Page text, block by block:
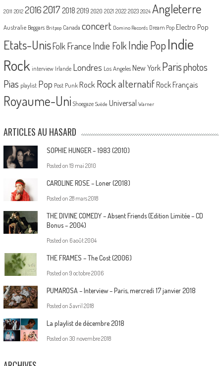
2011 2012 20162017 2018 2019 2020 2021 2022 2023 2024 Angleterre
Australie Beggars Britpop Canada concert Domino Records Dream Pop Electro Pop
Etats-UnisFolk France Indie Folk Indie PopIndie
Rock interview Irlande Londres Los Angeles New York Parisphotos
Pias playlist Pop Post Punk Rock Rock alternatif Rock Français
Royaume-Uni Shoegaze Suède Universal Warner
ARTICLES AU HASARD
SOPHIE HUNGER – 1983 (2010)
Posted on 19 mai 2010
CAROLINE ROSE – Loner (2018)
Posted on 28 mars 2018
THE DIVINE COMEDY – Absent Friends (Edition Limitée – CD
Bonus – 2004)
Posted on 6 août 2004
THE FRAMES – The Cost (2006)
Posted on 9 octobre 2006
PUMAROSA – Interview – Paris, mercredi 17 janvier 2018
Posted on 5 avril 2018
La playlist de décembre 2018
Posted on 30 novembre 2018